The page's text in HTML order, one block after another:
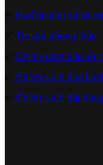
Hướng dẫn sử
Tư vấn phong thủy
Chính sách bảo vệ
Chính sách bảo
Chính sách đặt